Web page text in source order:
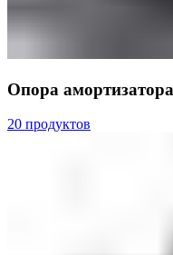
Опора амортизатора
20 продуктов